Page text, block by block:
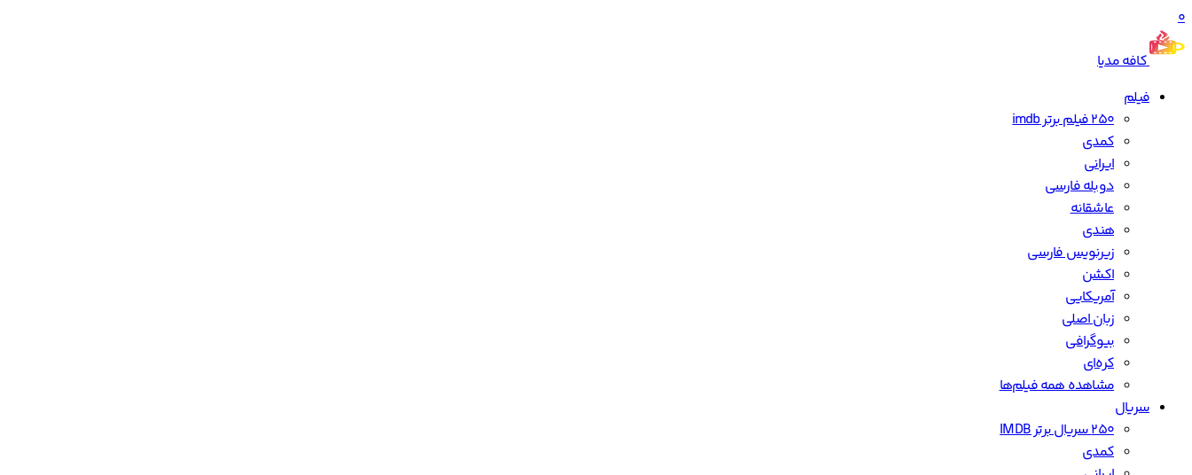
0
کافه مدیا
فیلم
250 فیلم برتر imdb
کمدی
ایرانی
دوبله فارسی
عاشقانه
هندی
زیرنویس فارسی
اکشن
آمریکایی
زبان اصلی
بیوگرافی
کره‌ای
مشاهده همه فیلم‌ها
سریال
۲۵۰ سریال برتر IMDB
کمدی